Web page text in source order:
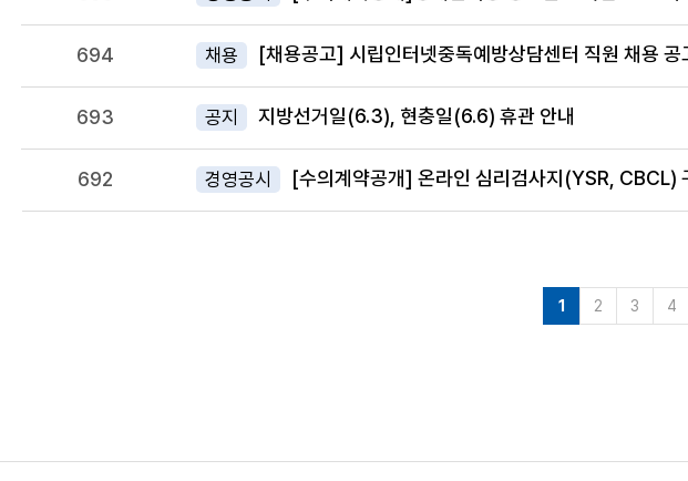
694 채용 [채용공고] 시립인터넷중독예방상담센터 직원 채용 공
693 공지 지방선거일(6.3), 현충일(6.6) 휴관 안내
692 경영공시 [수의계약공개] 온라인 심리검사지(YSR, CBCL)
1 2 3 4